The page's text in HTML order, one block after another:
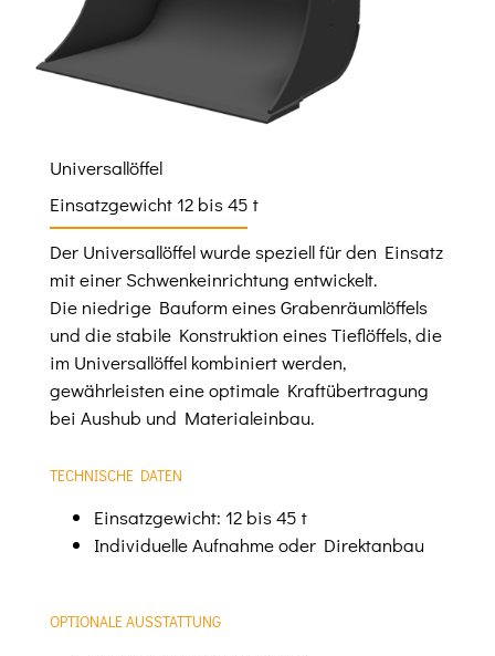
Universallöffel
Einsatzgewicht 12 bis 45 t
Der Universallöffel wurde speziell für den Einsatz
mit einer Schwenkeinrichtung entwickelt.
Die niedrige Bauform eines Grabenräumlöffels
und die stabile Konstruktion eines Tieflöffels, die
im Universallöffel kombiniert werden,
gewährleisten eine optimale Kraftübertragung
bei Aushub und Materialeinbau.
TECHNISCHE DATEN
Einsatzgewicht: 12 bis 45 t
Individuelle Aufnahme oder Direktanbau
OPTIONALE AUSSTATTUNG